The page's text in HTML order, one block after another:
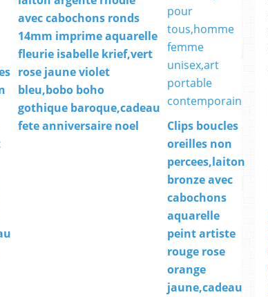
avec cabochons ronds
14mm imprime aquarelle
fleurie isabelle krief,vert
rose jaune violet
bleu,bobo boho
gothique baroque,cadeau
fete anniversaire noel
Clips boucles
oreilles non
percees,laiton
bronze avec
cabochons
aquarelle
peint artiste
rouge rose
orange
jaune,cadeau